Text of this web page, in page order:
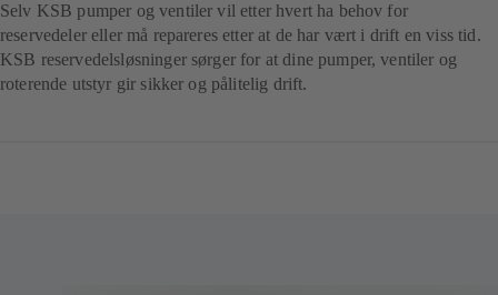
Selv KSB pumper og ventiler vil etter hvert ha behov for
reservedeler eller må repareres etter at de har vært i drift en viss tid.
KSB reservedelsløsninger sørger for at dine pumper, ventiler og
roterende utstyr gir sikker og pålitelig drift.